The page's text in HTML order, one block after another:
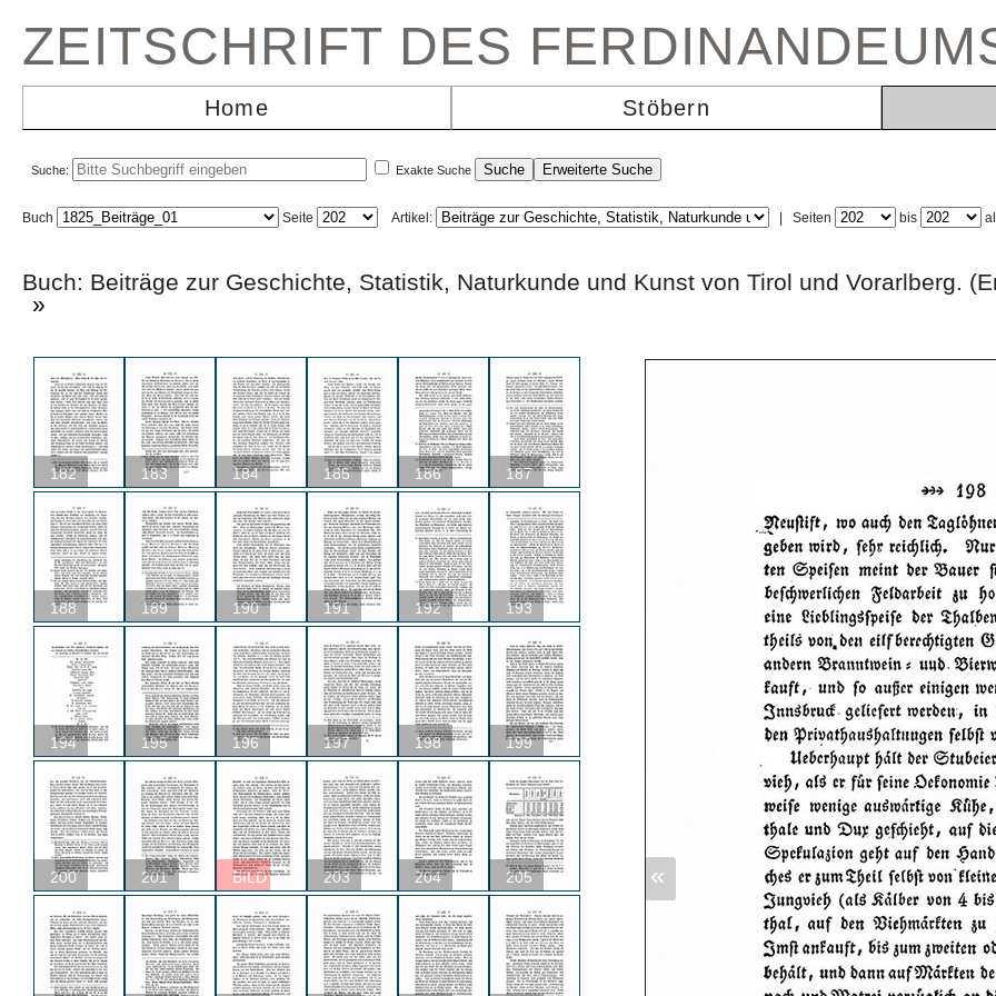
ZEITSCHRIFT DES
Home Stöbern
Suche: Exakte Suche
Buch Seite Artikel: Seiten bis
Buch: Beiträge zur Geschichte, Statistik, Naturkunde und Kunst von Tirol und
»
182 183 184 185 186 187
188 189 190 191 192 193
194 195 196 197 198 199
200 201 BILD 203 204 205 «